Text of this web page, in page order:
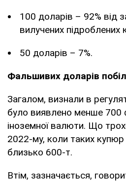
100 доларів – 92% від
вилучених підроблених
50 доларів – 7%.
Фальшивих доларів
Загалом, визнали в
було виявлено менше 700
іноземної валюти. Що
2022-му, коли таких
близько 600-т.
Втім, зазначається,